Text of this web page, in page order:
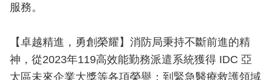
案
用
榮
服務。
【卓越精進，勇創榮耀】消防局秉持不斷前進的精
神，從2023年119高效能勤務派遣系統獲得 IDC 亞
太區未來企業大獎等各項榮譽；到緊急醫療救護領域